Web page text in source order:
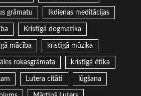
grāmatu Ikdienas meditācijas
Kristīgā dogmatika
mācība kristīgā mūzika
rokasgrāmata kristīgā ētika
Lutera citāti lūgšana